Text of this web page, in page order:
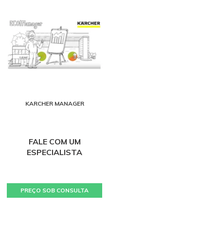
KARCHER MANAGER
FALE COM UM
ESPECIALISTA
PREÇO SOB CONSULTA